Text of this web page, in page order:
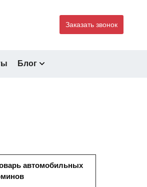
Заказать звонок
Блог
автомобильных